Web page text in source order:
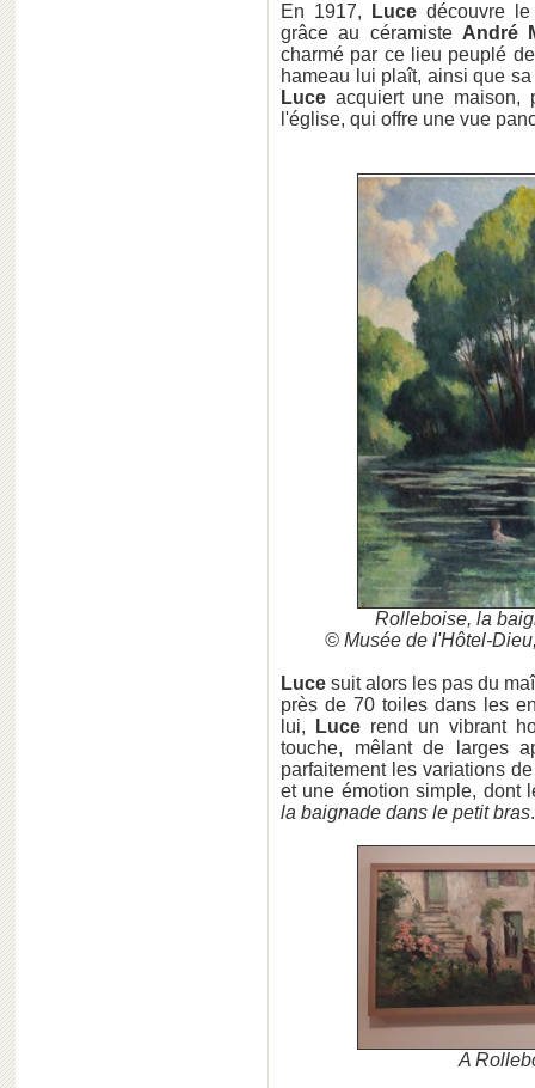
En 1917, Lucedécouvre
grâce au céramiste André
charmé par ce lieu peuplé
hameau lui plaît, ainsi que
Luce acquiert une maison,
l'église, qui offre une vue
Rolleboise, la
© Musée de l'Hôtel-
Luce suit alors les pas du
près de 70 toiles dans les
lui,
Luce rend un vibrant
touche, mêlant de larges
parfaitement les variations
et une émotion simple, dont
la baignade dans le petit bras.
A